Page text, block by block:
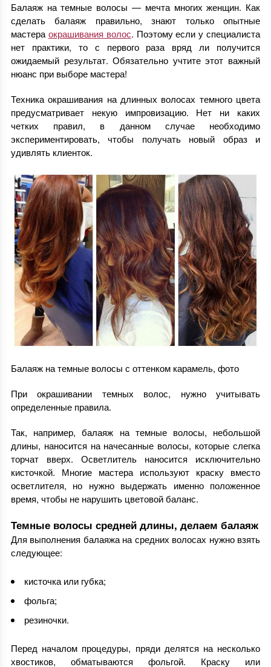
Балаяж на темные волосы — мечта многих женщин. Как
сделать балаяж правильно, знают только опытные
мастераокрашивания волос. Поэтому если у специалиста
нет практики, то с первого раза вряд ли получится
ожидаемый результат. Обязательно учтите этот важный
нюанс при выборе мастера!
Техника окрашивания на длинных волосах темного цвета
предусматривает некую импровизацию. Нет ни каких
четких правил, в данном случае необходимо
экспериментировать, чтобы получать новый образ и
удивлять клиенток.
Балаяж на темные волосы с оттенком карамель, фото
При окрашивании темных волос, нужно учитывать
определенные правила.
Так, например, балаяж на темные волосы, небольшой
длины, наносится на начесанные волосы, которые слегка
торчат вверх. Осветлитель наносится исключительно
кисточкой. Многие мастера используют краску вместо
осветлителя, но нужно выдержать именно положенное
время, чтобы не нарушить цветовой баланс.
Темные волосы средней длины, делаем балаяж
Для выполнения балаяжа на средних волосах нужно взять
следующее:
кисточка или губка;
фольга;
резиночки.
Перед началом процедуры, пряди делятся на несколько
хвостиков, обматываются фольгой. Краску или